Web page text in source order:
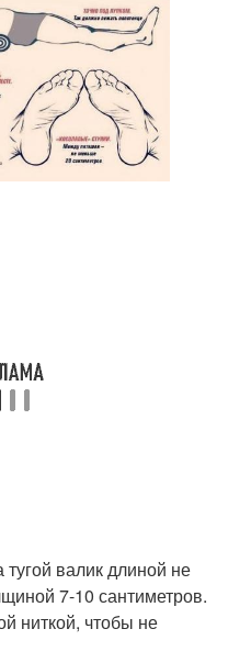
валик длиной не
7-10 сантиметров.
ниткой, чтобы не